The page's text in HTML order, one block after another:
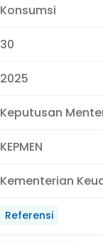
Konsumsi
30
2025
Keputusan
KEPMEN
Kementerian
Referensi